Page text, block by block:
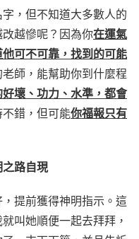
，但不知道大多數人的
越慘呢？因為你在運氣
可不可靠，找到的可能
師，能幫助你到什麼程
壞、功力、水準，都會
錯，但可能你福報只有
路自現
提前獲得神明指示。這
叫她順便一起去拜拜，